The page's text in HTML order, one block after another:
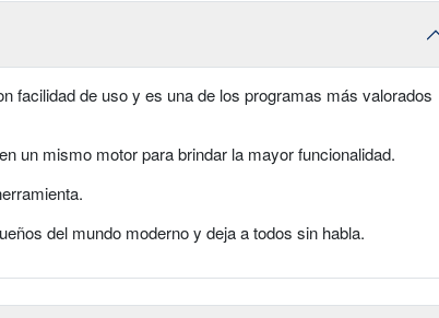
facilidad de uso y es una de los programas más valorados
un mismo motor para brindar la mayor funcionalidad.
del mundo moderno y deja a todos sin habla.